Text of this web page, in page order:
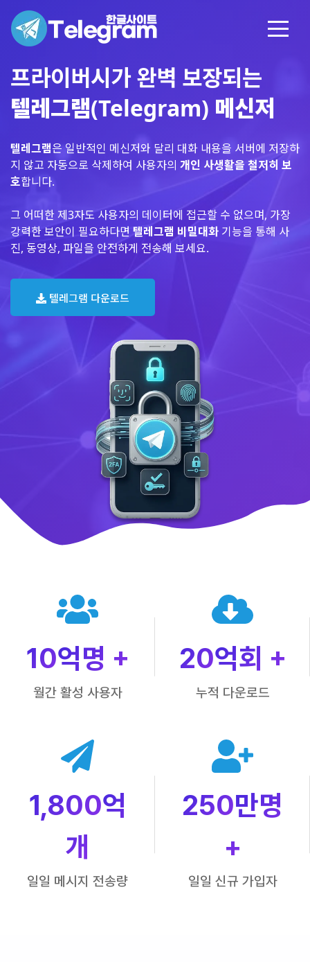
프라이버시가 완벽 보장되는
텔레그램(Telegram) 메신저
텔레그램은 일반적인 메신저와 달리 대화 내용을 서버에 저장하
지 않고 자동으로 삭제하여 사용자의 개인 사생활을 철저히 보
호합니다.
그 어떠한 제3자도 사용자의 데이터에 접근할 수 없으며, 가장
강력한 보안이 필요하다면 텔레그램 비밀대화 기능을 통해 사
진, 동영상, 파일을 안전하게 전송해 보세요.
텔레그램 다운로드
텔레그램 글로벌 이용 통계
10억명 +
월간 활성 사용자
20억회 +
누적 다운로드
1,800억
개
일일 메시지 전송량
250만명
+
일일 신규 가입자